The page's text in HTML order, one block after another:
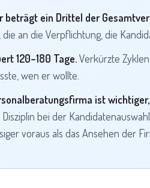
beträgt ein Drittel der
an die Verpflichtung, die
120–180 Tage.Verkürzte
wen er wollte.
ist
bei der
voraus als das Ansehen der